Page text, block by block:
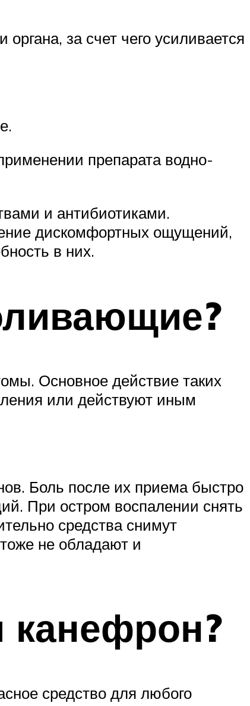
за счет чего усиливается
препарата водно-
и антибиотиками.
дискомфортных ощущений,
в них.
Основное действие таких
или действуют иным
Боль после их приема быстро
При остром воспалении снять
средства снимут
не обладают и
средство для любого